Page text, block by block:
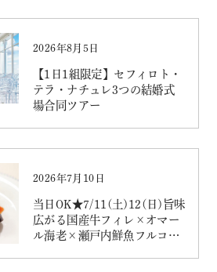
2026年8月5日
【1日1組限定】セフィロト・
テラ・ナチュレ3つの結婚式
場合同ツアー
2026年7月10日
当日OK★7/11(土)12(日)旨味
広がる国産牛フィレ×オマー
ル海老×瀬戸内鮮魚フルコー